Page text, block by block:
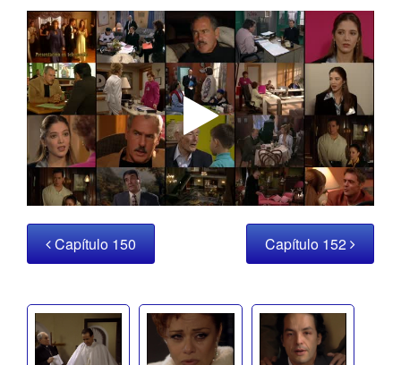
Capítulo 150 Capítulo 152